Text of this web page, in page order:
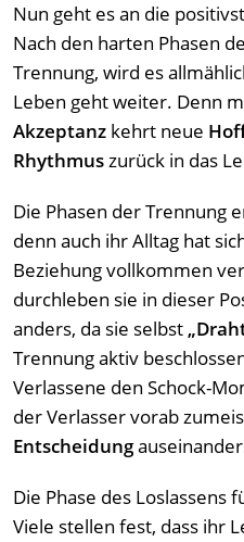
Nun geht es an die
Nach den harten Phasen
Trennung, wird es
Leben geht weiter. Denn
Akzeptanz kehrt neue
Rhythmuszurück in das
Die Phasen der Trennung
denn auch ihr Alltag hat
Beziehung vollkommen
durchleben sie in dieser
anders, da sie selbst
Trennung aktiv
Verlassene den Schock-
der Verlasser vorab
Entscheidung
Die Phase des Loslassens
Viele stellen fest, dass ihr